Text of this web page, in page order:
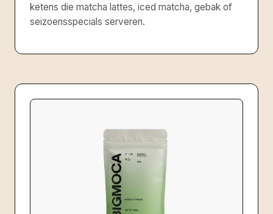
ketens die matcha lattes, iced matcha, gebak of
seizoensspecials serveren.